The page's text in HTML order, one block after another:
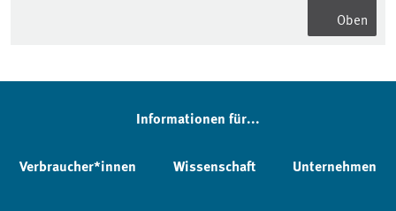
Oben
Informationen für...
Verbraucher*innen Wissenschaft Unternehmen